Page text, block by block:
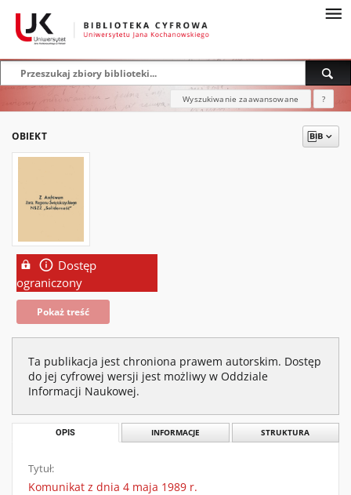
Wyszukiwanie zaawansowane ?
OBIEKT
Dostęp
ograniczony
Pokaż treść
Ta publikacja jest chroniona prawem autorskim. Dostęp
do jej cyfrowej wersji jest możliwy w Oddziale
Informacji Naukowej.
OPIS INFORMACJE STRUKTURA
Tytuł:
Komunikat z dnia 4 maja 1989 r.